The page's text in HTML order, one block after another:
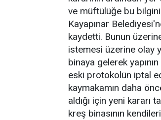
ve müftülüğe bu
Kayapınar
kaydetti. Bunun
istemesi üzerine olay
binaya gelerek
eski protokolün iptal
kaymakamın daha
aldığı için yeni kararı
kreş binasının